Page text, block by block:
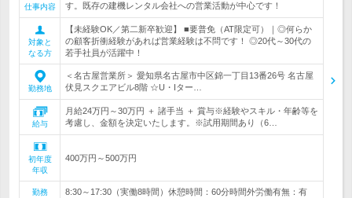
仕事内容
す。既存の建機レンタル会社への営業活動が中心です！
対象と
なる方
【未経験OK／第二新卒歓迎】 ■要普免（AT限定可）｜◎何らか
の顧客折衝経験があれば営業経験は不問です！ ◎20代～30代の
若手社員が活躍中！
勤務地
＜名古屋営業所＞ 愛知県名古屋市中区錦一丁目13番26号 名古屋
伏見スクエアビル8階 ☆U・Iター…
給与
月給24万円～30万円 ＋ 諸手当 ＋ 賞与※経験やスキル・年齢等を
考慮し、金額を決定いたします。※試用期間あり（6…
初年度
年収
400万円～500万円
勤務 8:30～17:30（実働8時間）休憩時間：60分時間外労働有無：有